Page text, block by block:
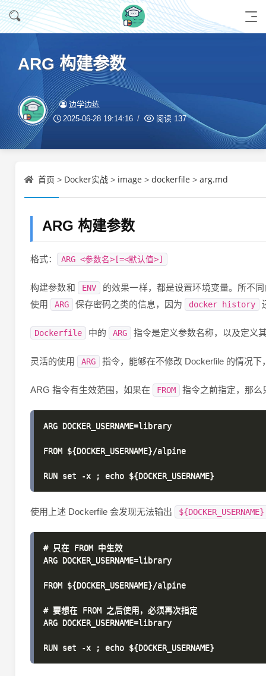
ARG 构建参数
边学边练
2025-06-28 19:14:16 阅读 137
首页 > Docker实战 > image > dockerfile > arg.md
ARG 构建参数
格式： ARG <参数名>[=<默认值>]
构建参数和 ENV
的效果一样，都是设置环境变量。所不
使用
ARG 保存密码之类的信息，因为 docker history
Dockerfile 中的 ARG 指令是定义参数名称，以及定义
灵活的使用 ARG 指令，能够在不修改 Dockerfile 的情况下
ARG 指令有生效范围，如果在 FROM 指令之前指定，那
ARG DOCKER_USERNAME=library
FROM ${DOCKER_USERNAME}/alpine
使用上述 Dockerfile 会发现无法输出 ${DOCKER_USERNAME}
# 只在 FROM 中生效
ARG DOCKER_USERNAME=library
FROM ${DOCKER_USERNAME}/alpine
# 要想在 FROM 之后使用，必须再次指定
ARG DOCKER_USERNAME=library